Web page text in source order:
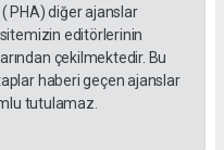
( PHA) diğer ajanslar
editörlerinin
çekilmektedir. Bu
haberi geçen ajanslar
tutulamaz.